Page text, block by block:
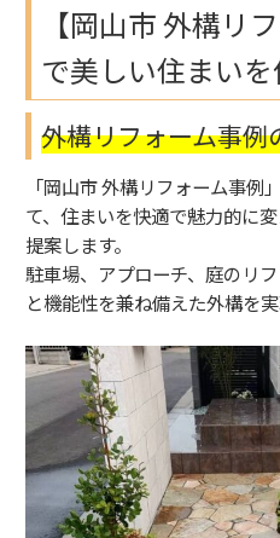
【岡山市 外構リ
で美しい住まい
外構リフォーム事例
「岡山市 外構リフォーム事
て、住まいを快適で魅力的に
提案します。
駐車場、アプローチ、庭のリ
と機能性を兼ね備えた外構を実